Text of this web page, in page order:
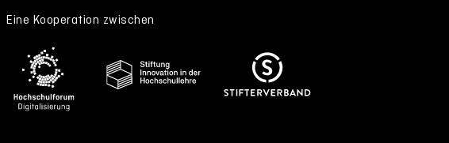
Eine Kooperation zwischen